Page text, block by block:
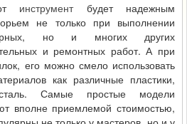
инструментбудет надежным
не только при выполнении
но и многих других
и ремонтных работ. А при
его можно смело использовать
как различные пластики,
Самые простые модели
вполне приемлемой стоимостью,